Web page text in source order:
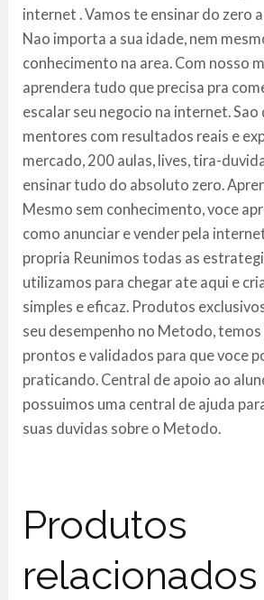
internet . Vamos te ensinar do zero
Nao importa a sua idade, nem
conhecimento na area. Com nosso
aprendera tudo que precisa pra
escalar seu negocio na internet. Sao
mentores com resultados reais e
mercado, 200 aulas, lives, tira-
ensinar tudo do absoluto zero.
Mesmo sem conhecimento, voce
como anunciar e vender pela
propria Reunimos todas as
utilizamos para chegar ate aqui e
simples e eficaz. Produtos
seu desempenho no Metodo,
prontos e validados para que voce
praticando. Central de apoio ao
possuimos uma central de ajuda
suas duvidas sobre o Metodo.
Produtos
relacionados